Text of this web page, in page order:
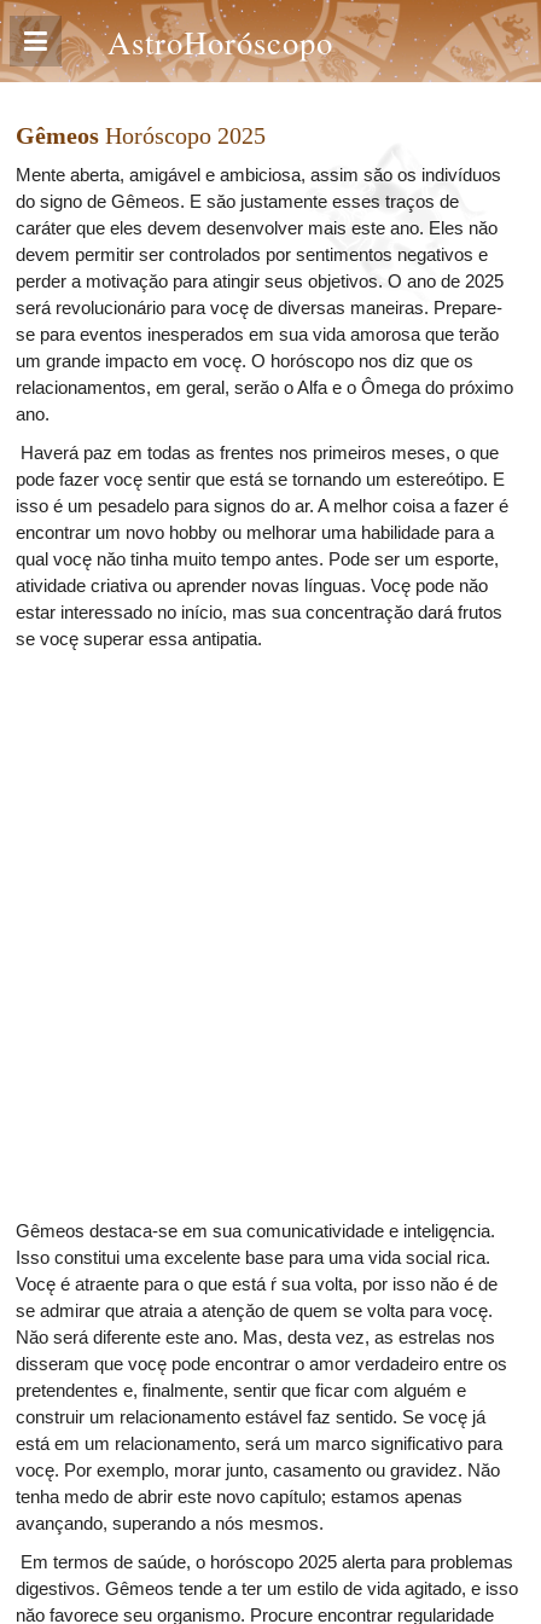
AstroHoróscopo
Gêmeos Horóscopo 2025
Mente aberta, amigável e ambiciosa, assim săo os indivíduos
do signo de Gêmeos. E săo justamente esses traços de
caráter que eles devem desenvolver mais este ano. Eles năo
devem permitir ser controlados por sentimentos negativos e
perder a motivaçăo para atingir seus objetivos. O ano de 2025
será revolucionário para vocę de diversas maneiras. Prepare-
se para eventos inesperados em sua vida amorosa que terăo
um grande impacto em vocę. O horóscopo nos diz que os
relacionamentos, em geral, serăo o Alfa e o Ômega do próximo
ano.
Haverá paz em todas as frentes nos primeiros meses, o que
pode fazer vocę sentir que está se tornando um estereótipo. E
isso é um pesadelo para signos do ar. A melhor coisa a fazer é
encontrar um novo hobby ou melhorar uma habilidade para a
qual vocę năo tinha muito tempo antes. Pode ser um esporte,
atividade criativa ou aprender novas línguas. Vocę pode năo
estar interessado no início, mas sua concentraçăo dará frutos
se vocę superar essa antipatia.
Gêmeos destaca-se em sua comunicatividade e inteligęncia.
Isso constitui uma excelente base para uma vida social rica.
Vocę é atraente para o que está ŕ sua volta, por isso năo é de
se admirar que atraia a atençăo de quem se volta para vocę.
Năo será diferente este ano. Mas, desta vez, as estrelas nos
disseram que vocę pode encontrar o amor verdadeiro entre os
pretendentes e, finalmente, sentir que ficar com alguém e
construir um relacionamento estável faz sentido. Se vocę já
está em um relacionamento, será um marco significativo para
vocę. Por exemplo, morar junto, casamento ou gravidez. Năo
tenha medo de abrir este novo capítulo; estamos apenas
avançando, superando a nós mesmos.
Em termos de saúde, o horóscopo 2025 alerta para problemas
digestivos. Gêmeos tende a ter um estilo de vida agitado, e isso
năo favorece seu organismo. Procure encontrar regularidade